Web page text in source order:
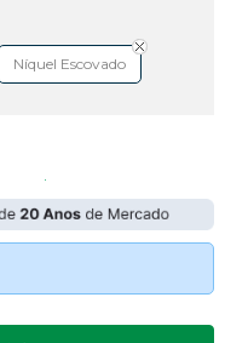
Níquel Escovado